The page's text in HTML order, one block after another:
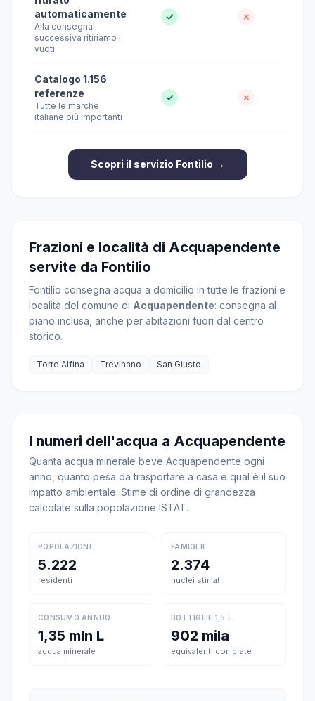
automaticamente
Alla consegna
successiva ritiriamo i
vuoti
✓ ✗
Catalogo 1.156
referenze
Tutte le marche
italiane più importanti
✓ ✗
Scopri il servizio Fontilio →
Frazioni e località di Acquapendente
servite da Fontilio
Fontilio consegna acqua a domicilio in tutte le frazioni e
località del comune di Acquapendente: consegna al
piano inclusa, anche per abitazioni fuori dal centro
storico.
Torre Alfina Trevinano San Giusto
I numeri dell'acqua a Acquapendente
Quanta acqua minerale beve Acquapendente ogni
anno, quanto pesa da trasportare a casa e qual è il suo
impatto ambientale. Stime di ordine di grandezza
calcolate sulla popolazione ISTAT.
POPOLAZIONE
5.222
residenti
FAMIGLIE
2.374
nuclei stimati
CONSUMO ANNUO
1,35 mln L
acqua minerale
BOTTIGLIE 1,5 L
902 mila
equivalenti comprate